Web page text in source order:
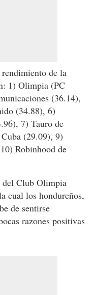
de la
1) Olimpia (PC
(36.14),
(34.88), 6)
7) Tauro de
(29.09), 9)
Robinhood de
del Club Olimpia
cual los hondureños,
de sentirse
razones positivas